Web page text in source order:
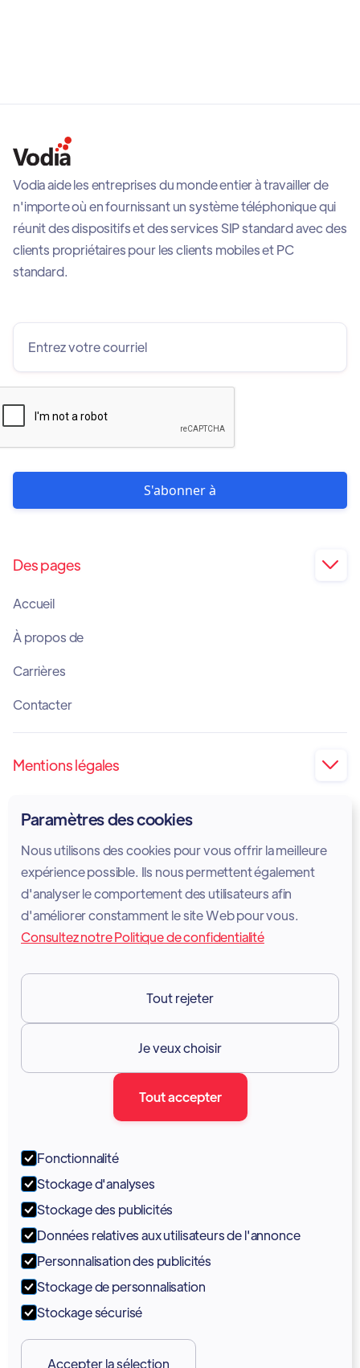
Vodia aide les entreprises du monde entier à travailler de
n'importe où en fournissant un système téléphonique qui
réunit des dispositifs et des services SIP standard avec des
clients propriétaires pour les clients mobiles et PC
standard.
Des pages 
Accueil
À propos de
Carrières
Contacter
Mentions légales 
Politique en matière de cookies
Avis juridique
Conditions d'utilisation des services
GDPR
Ressources 
Documentation
Portail
Soutien
Tutoriels
Paramètres des cookies
Nous utilisons des cookies pour vous offrir la meilleure
expérience possible. Ils nous permettent également
d'analyser le comportement des utilisateurs afin
d'améliorer constamment le site Web pour vous.
Consultez notre Politique de confidentialité
Tout rejeter
Je veux choisir
Tout accepter
Fonctionnalité
Stockage d'analyses
Stockage des publicités
Données relatives aux utilisateurs de l'annonce
Personnalisation des publicités
Stockage de personnalisation
Stockage sécurisé
Accepter la sélection